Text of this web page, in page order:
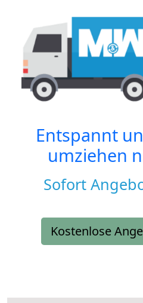
Entspannt
umziehen
Sofort
Kostenlose